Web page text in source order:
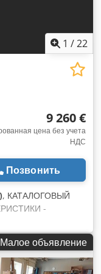
1 /22
9 260 €
цена без учета
НДС
Позвонить
, КАТАЛОГОВЫЙ
-
подрезателем:
диска без
регулировка
Малое объявление